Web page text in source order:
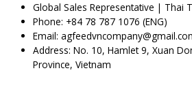
Global Sales Representative | Thai
Phone: +84 78 787 1076 (ENG)
Email:
Address: No. 10, Hamlet 9, Xuan
Province, Vietnam